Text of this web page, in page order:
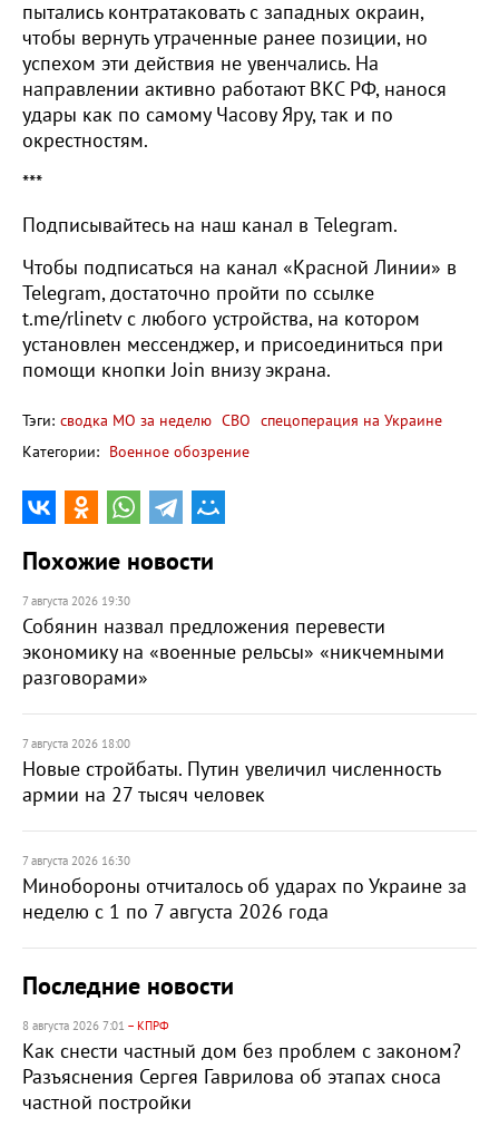
пытались контратаковать с западных окраин,
чтобы вернуть утраченные ранее позиции, но
успехом эти действия не увенчались. На
направлении активно работают ВКС РФ, нанося
удары как по самому Часову Яру, так и по
окрестностям.
***
Подписывайтесь на наш канал в Telegram.
Чтобы подписаться на канал «Красной Линии» в
Telegram, достаточно пройти по ссылке
t.me/rlinetv с любого устройства, на котором
установлен мессенджер, и присоединиться при
помощи кнопки Join внизу экрана.
Тэги: сводка МО за неделю СВО спецоперация на Украине
Категории: Военное обозрение
Похожие новости
7 августа 2026 19:30
Собянин назвал предложения перевести
экономику на «военные рельсы» «никчемными
разговорами»
7 августа 2026 18:00
Новые стройбаты. Путин увеличил численность
армии на 27 тысяч человек
7 августа 2026 16:30
Минобороны отчиталось об ударах по Украине за
неделю с 1 по 7 августа 2026 года
Последние новости
8 августа 2026 7:01 – КПРФ
Как снести частный дом без проблем с законом?
Разъяснения Сергея Гаврилова об этапах сноса
частной постройки